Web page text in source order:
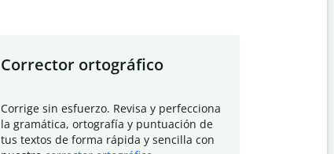
Corrector ortográfico
Corrige sin esfuerzo. Revisa y perfecciona
la gramática, ortografía y puntuación de
tus textos de forma rápida y sencilla con